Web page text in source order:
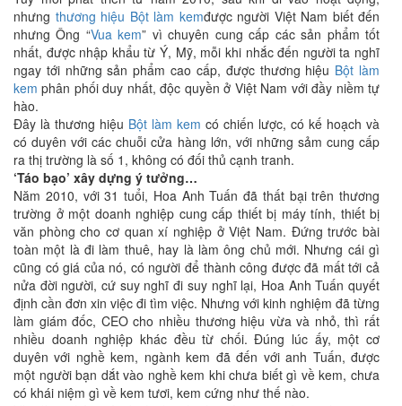
nhưng thương hiệu Bột làm kemđược người Việt Nam biết đến
nhưng Ông “Vua kem” vì chuyên cung cấp các sản phẩm tốt
nhất, được nhập khẩu từ Ý, Mỹ, mỗi khi nhắc đến người ta nghĩ
ngay tới những sản phẩm cao cấp, được thương hiệu Bột làm
kem phân phối duy nhất, độc quyền ở Việt Nam với đầy niềm tự
hào.
Đây là thương hiệu Bột làm kem có chiến lược, có kế hoạch và
có duyên với các chuỗi cửa hàng lớn, với những sảm cung cấp
ra thị trường là số 1, không có đối thủ cạnh tranh.
‘Táo bạo’ xây dựng ý tưởng…
Năm 2010, với 31 tuổi, Hoa Anh Tuấn đã thất bại trên thương
trường ở một doanh nghiệp cung cấp thiết bị máy tính, thiết bị
văn phòng cho cơ quan xí nghiệp ở Việt Nam. Đứng trước bài
toàn một là đi làm thuê, hay là làm ông chủ mới. Nhưng cái gì
cũng có giá của nó, có người để thành công được đã mất tới cả
nửa đời người, cứ suy nghĩ đi suy nghĩ lại, Hoa Anh Tuấn quyết
định cần đơn xin việc đi tìm việc. Nhưng với kinh nghiệm đã từng
làm giám đốc, CEO cho nhiều thương hiệu vừa và nhỏ, thì rất
nhiều doanh nghiệp khác đều từ chối. Đúng lúc ấy, một cơ
duyên với nghề kem, ngành kem đã đến với anh Tuấn, được
một người bạn dắt vào nghề kem khi chưa biết gì về kem, chưa
có khái niệm gì về kem tươi, kem cứng như thế nào.